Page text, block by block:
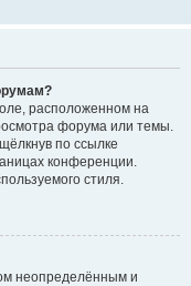
расположенном на
форума или темы.
по ссылке
конференции.
стиля.
неопределённым и